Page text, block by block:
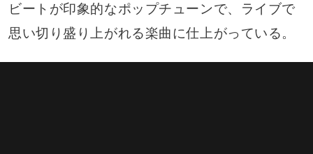
ビートが印象的なポップチューンで、ライブで
思い切り盛り上がれる楽曲に仕上がっている。